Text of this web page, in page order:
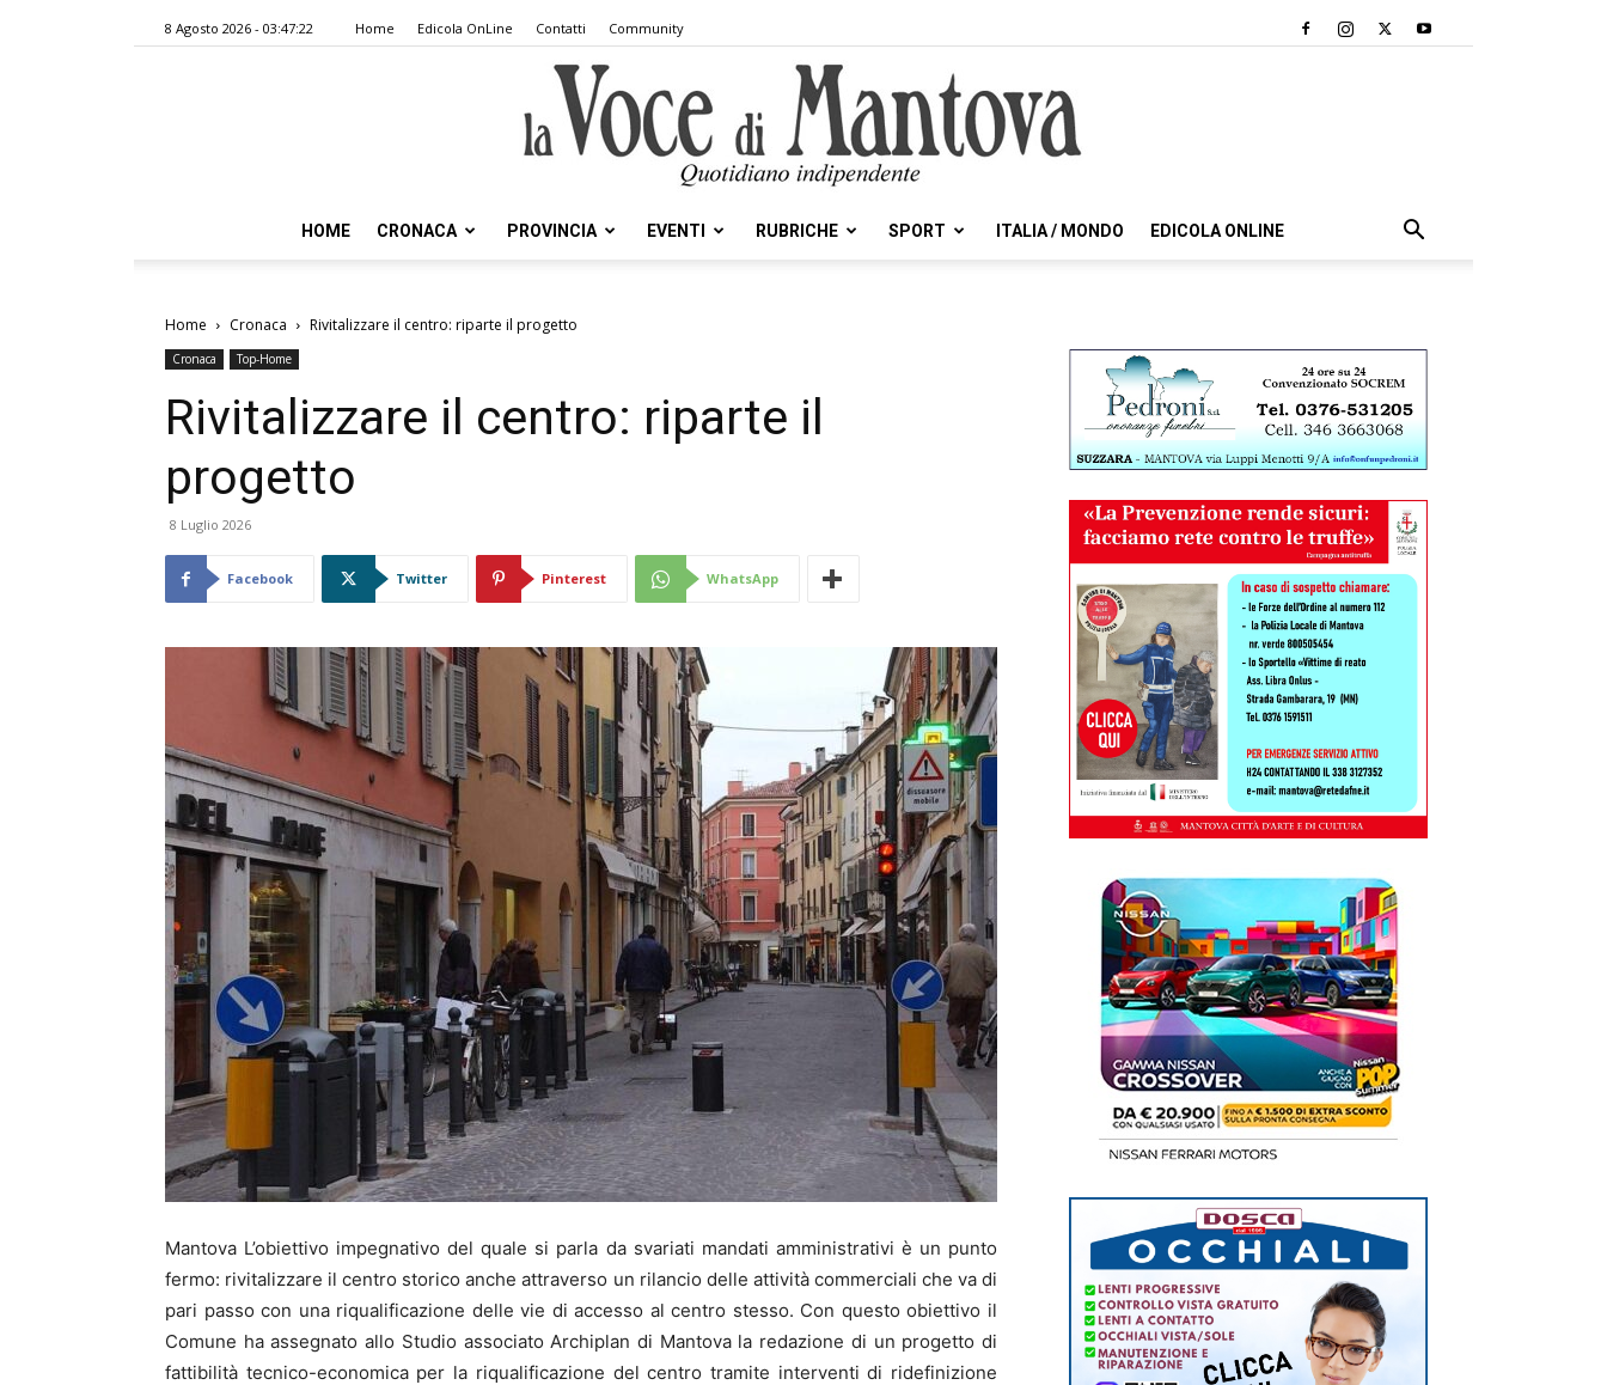
8 Agosto 2026 - 03:47:22 Home Edicola OnLine Contatti Community
Mantova
HOME CRONACA PROVINCIA EVENTI RUBRICHE SPORT ITALIA / MONDO EDICOLA ONLINE
Home Cronaca Rivitalizzare il centro: riparte il progetto
Cronaca Top-Home
Rivitalizzare il centro: riparte il
progetto
8 Luglio 2026
Facebook Twitter Pinterest WhatsApp
Mantova L’obiettivo impegnativo del quale si parla da svariati mandati amministrativi è un punto
fermo: rivitalizzare il centro storico anche attraverso un rilancio delle attività commerciali che va di
pari passo con una riqualificazione delle vie di accesso al centro stesso. Con questo obiettivo il
Comune ha assegnato allo Studio associato Archiplan di Mantova la redazione di un progetto di
fattibilità tecnico-economica per la riqualificazione del centro tramite interventi di ridefinizione